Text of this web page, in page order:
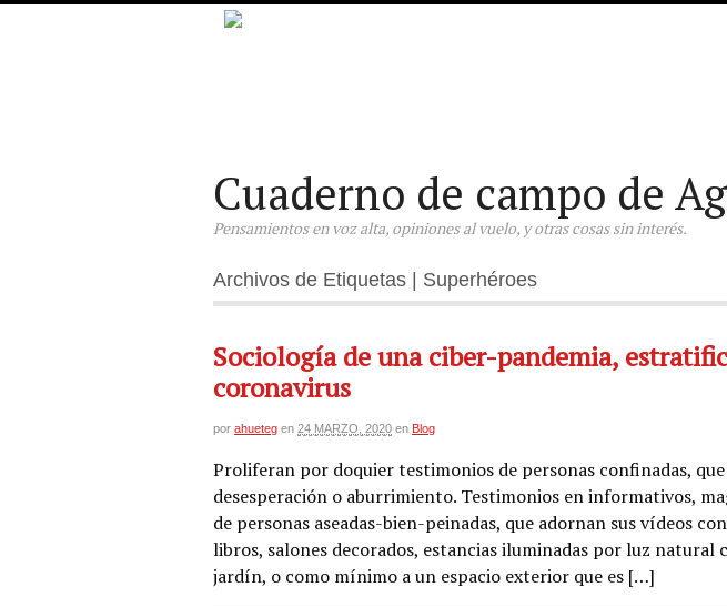
Cuaderno de campo de
Pensamientos en voz alta, opiniones al vuelo, y otras cosas sin interés.
Archivos de Etiquetas | Superhéroes
Sociología de una ciber-pandemia,
coronavirus
por ahueteg en 24 MARZO, 2020 en Blog
Proliferan por doquier testimonios de personas confinadas,
desesperación o aburrimiento. Testimonios en informativos,
de personas aseadas-bien-peinadas, que adornan sus vídeos
libros, salones decorados, estancias iluminadas por luz natural
jardín, o como mínimo a un espacio exterior que es […]